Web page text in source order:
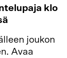
klo
joukon
Avaa